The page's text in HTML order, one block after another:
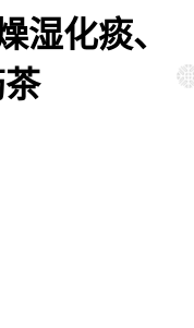
湿化痰、